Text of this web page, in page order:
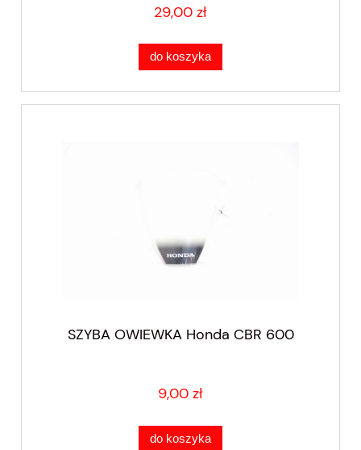
29,00 zł
do koszyka
SZYBA OWIEWKA Honda CBR 600
9,00 zł
do koszyka